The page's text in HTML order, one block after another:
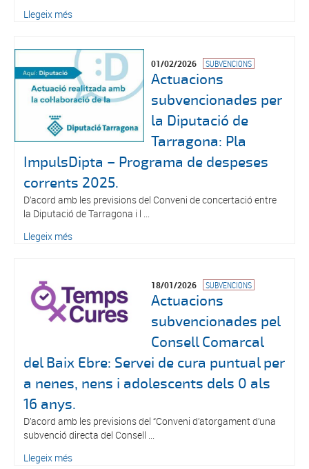
Llegeix més
01/02/2026 SUBVENCIONS
Actuacions
subvencionades per
la Diputació de
Tarragona: Pla
ImpulsDipta – Programa de despeses
corrents 2025.
D’acord amb les previsions del Conveni de concertació entre
la Diputació de Tarragona i l ...
Llegeix més
18/01/2026 SUBVENCIONS
Actuacions
subvencionades pel
Consell Comarcal
del Baix Ebre: Servei de cura puntual per
a nenes, nens i adolescents dels 0 als
16 anys.
D’acord amb les previsions del “Conveni d’atorgament d’una
subvenció directa del Consell ...
Llegeix més